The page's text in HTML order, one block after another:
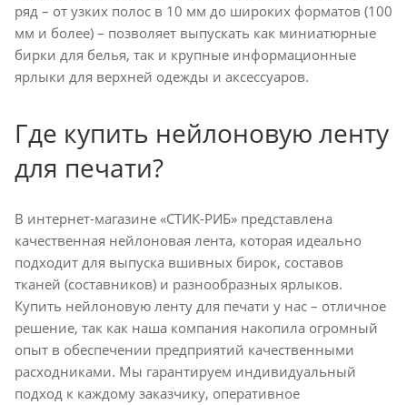
ряд – от узких полос в 10 мм до широких форматов (100
мм и более) – позволяет выпускать как миниатюрные
бирки для белья, так и крупные информационные
ярлыки для верхней одежды и аксессуаров.
Где купить нейлоновую ленту
для печати?
В интернет-магазине «СТИК-РИБ» представлена
качественная нейлоновая лента, которая идеально
подходит для выпуска вшивных бирок, составов
тканей (составников) и разнообразных ярлыков.
Купить нейлоновую ленту для печати у нас – отличное
решение, так как наша компания накопила огромный
опыт в обеспечении предприятий качественными
расходниками. Мы гарантируем индивидуальный
подход к каждому заказчику, оперативное